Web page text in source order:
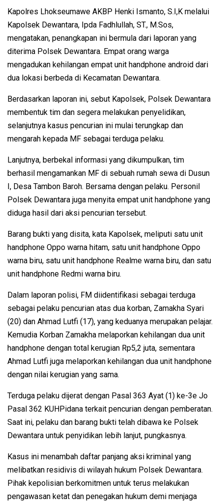
Kapolres Lhokseumawe AKBP Henki Ismanto, S.I,K melalui
Kapolsek Dewantara, Ipda Fadhlullah, ST., M.Sos,
mengatakan, penangkapan ini bermula dari laporan yang
diterima Polsek Dewantara. Empat orang warga
mengadukan kehilangan empat unit handphone android dari
dua lokasi berbeda di Kecamatan Dewantara.
Berdasarkan laporan ini, sebut Kapolsek, Polsek Dewantara
membentuk tim dan segera melakukan penyelidikan,
selanjutnya kasus pencurian ini mulai terungkap dan
mengarah kepada MF sebagai terduga pelaku.
Lanjutnya, berbekal informasi yang dikumpulkan, tim
berhasil mengamankan MF di sebuah rumah sewa di Dusun
I, Desa Tambon Baroh. Bersama dengan pelaku. Personil
Polsek Dewantara juga menyita empat unit handphone yang
diduga hasil dari aksi pencurian tersebut.
Barang bukti yang disita, kata Kapolsek, meliputi satu unit
handphone Oppo warna hitam, satu unit handphone Oppo
warna biru, satu unit handphone Realme warna biru, dan satu
unit handphone Redmi warna biru.
Dalam laporan polisi, FM diidentifikasi sebagai terduga
sebagai pelaku pencurian atas dua korban, Zamakha Syari
(20) dan Ahmad Lutfi (17), yang keduanya merupakan pelajar.
Kemudia Korban Zamakha melaporkan kehilangan dua unit
handphone dengan total kerugian Rp5,2 juta, sementara
Ahmad Lutfi juga melaporkan kehilangan dua unit handphone
dengan nilai kerugian yang sama.
Terduga pelaku dijerat dengan Pasal 363 Ayat (1) ke-3e Jo
Pasal 362 KUHPidana terkait pencurian dengan pemberatan.
Saat ini, pelaku dan barang bukti telah dibawa ke Polsek
Dewantara untuk penyidikan lebih lanjut, pungkasnya.
Kasus ini menambah daftar panjang aksi kriminal yang
melibatkan residivis di wilayah hukum Polsek Dewantara.
Pihak kepolisian berkomitmen untuk terus melakukan
pengawasan ketat dan penegakan hukum demi menjaga